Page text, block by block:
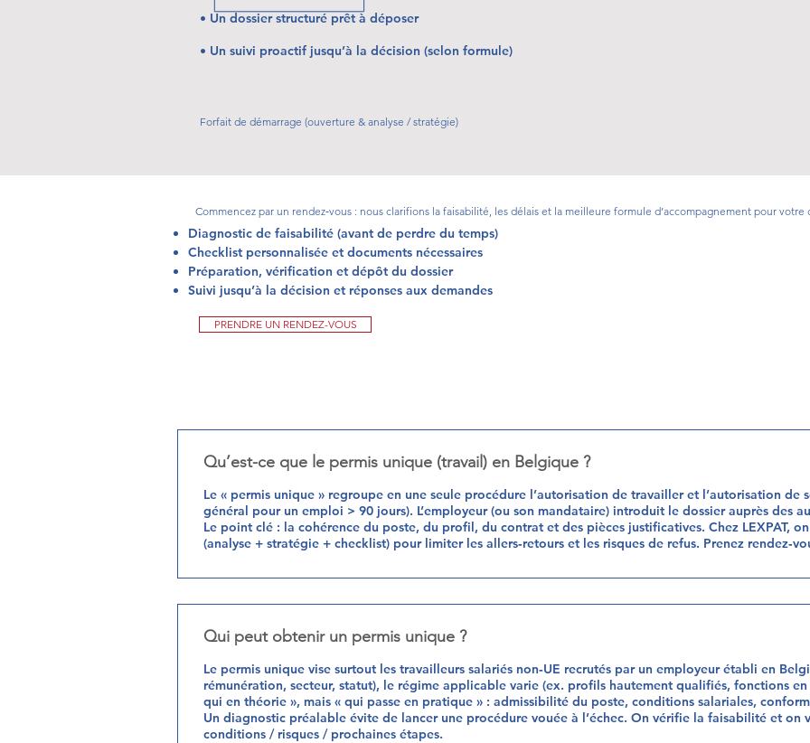
• Un dossier structuré prêt à déposer
• Un suivi proactif jusqu’à la décision (selon formule)
Forfait de démarrage (ouverture & analyse / stratégie)
Commencez par un rendez‑vous : nous clarifions la faisabilité, les délais et la meilleure formule d’accompagnement pour votre
Diagnostic de faisabilité (avant de perdre du temps)
Checklist personnalisée et documents nécessaires
Préparation, vérification et dépôt du dossier
Suivi jusqu’à la décision et réponses aux demandes
PRENDRE UN RENDEZ-VOUS
Qu’est-ce que le permis unique (travail) en Belgique ?
Le « permis unique » regroupe en une seule procédure l’autorisation de travailler et l’autorisation de
général pour un emploi > 90 jours). L’employeur (ou son mandataire) introduit le dossier auprès des
Le point clé : la cohérence du poste, du profil, du contrat et des pièces justificatives. Chez LEXPAT,
(analyse + stratégie + checklist) pour limiter les allers‑retours et les risques de refus. Prenez
Qui peut obtenir un permis unique ?
Le permis unique vise surtout les travailleurs salariés non‑UE recrutés par un employeur établi en
rémunération, secteur, statut), le régime applicable varie (ex. profils hautement qualifiés, fonctions en
qui en théorie », mais « qui passe en pratique » : admissibilité du poste, conditions salariales,
Un diagnostic préalable évite de lancer une procédure vouée à l’échec. On vérifie la faisabilité et on
conditions / risques / prochaines étapes.